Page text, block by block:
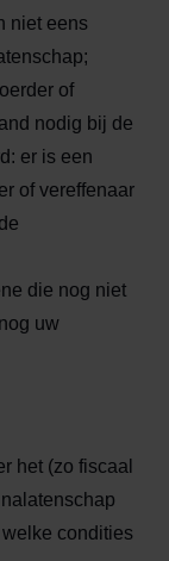
niet eens
of
nodig bij de
er is een
of vereffenaar
die nog niet
uw
het (zo fiscaal
condities